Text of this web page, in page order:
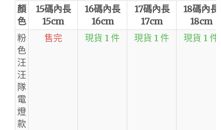
顏
色
15碼內長
15cm
16碼內長
16cm
17碼內長
17cm
18碼內長
18cm
粉
色
汪
汪
隊
電
燈
款
售完 現貨 1 件 現貨 1 件 現貨 1 件